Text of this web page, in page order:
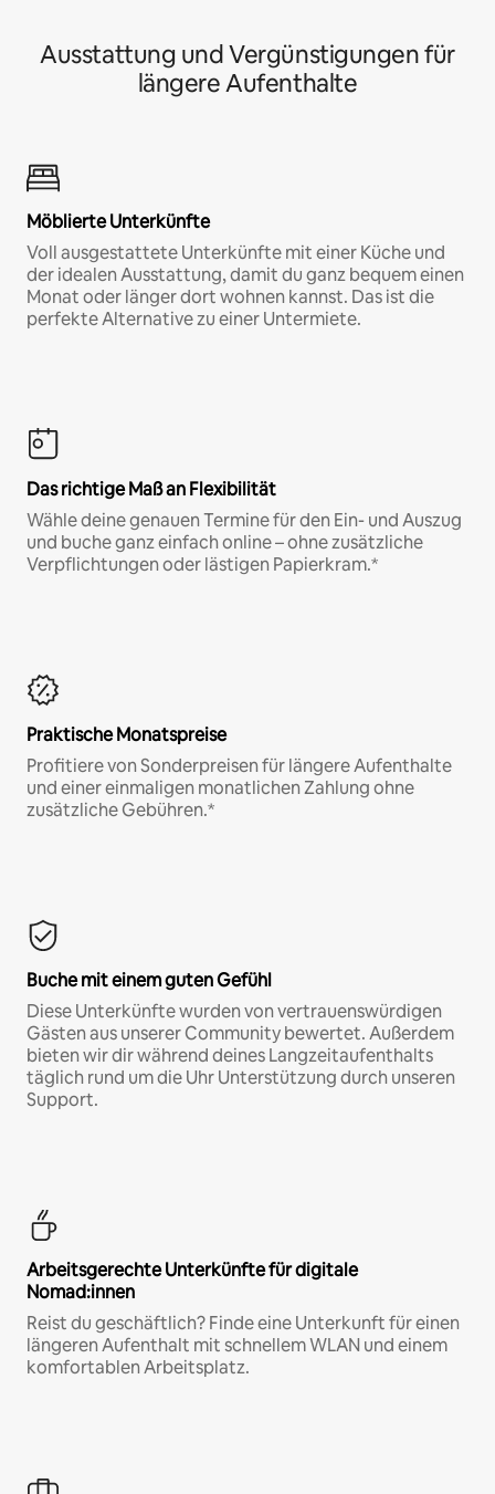
Ausstattung und Vergünstigungen für
längere Aufenthalte
Möblierte Unterkünfte
Voll ausgestattete Unterkünfte mit einer Küche und
der idealen Ausstattung, damit du ganz bequem einen
Monat oder länger dort wohnen kannst. Das ist die
perfekte Alternative zu einer Untermiete.
Das richtige Maß an Flexibilität
Wähle deine genauen Termine für den Ein- und Auszug
und buche ganz einfach online – ohne zusätzliche
Verpflichtungen oder lästigen Papierkram.*
Praktische Monatspreise
Profitiere von Sonderpreisen für längere Aufenthalte
und einer einmaligen monatlichen Zahlung ohne
zusätzliche Gebühren.*
Buche mit einem guten Gefühl
Diese Unterkünfte wurden von vertrauenswürdigen
Gästen aus unserer Community bewertet. Außerdem
bieten wir dir während deines Langzeitaufenthalts
täglich rund um die Uhr Unterstützung durch unseren
Support.
Arbeitsgerechte Unterkünfte für digitale
Nomad:innen
Reist du geschäftlich? Finde eine Unterkunft für einen
längeren Aufenthalt mit schnellem WLAN und einem
komfortablen Arbeitsplatz.